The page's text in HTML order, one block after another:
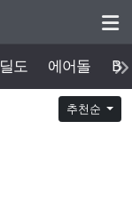
딜도 에어돌
추천순